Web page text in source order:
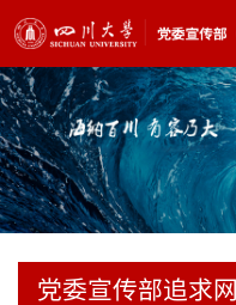
党委宣传部追求网